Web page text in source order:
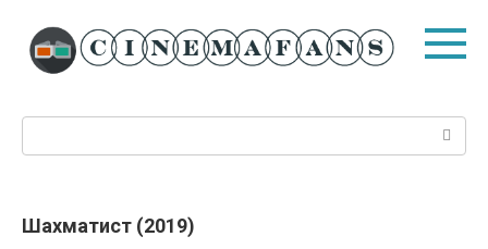
контенту
Шахматист (2019)